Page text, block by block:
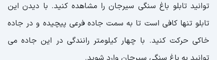
توانید تابلو باغ سنگی سیرجان را مشاهده کنید. با دیدن این
تابلو تنها کافی است تا به سمت جاده فرعی پیچیده و در جاده
خاکی حرکت کنید. با چهار کیلومتر رانندگی در این جاده می